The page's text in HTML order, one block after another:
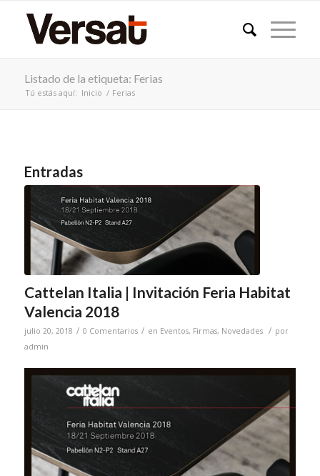
Listado de la etiqueta: Ferias
Tú estás aquí: Inicio / Ferias
Entradas
Cattelan Italia | Invitación Feria Habitat
Valencia 2018
julio 20, 2018 / 0 Comentarios / en Eventos, Firmas, Novedades / por
admin